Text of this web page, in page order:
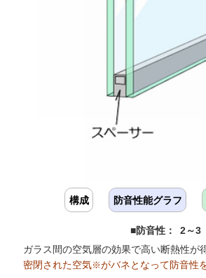
構成 防音性能グラフ
■防音性： 2～3
ガラス間の空気層の効果で高い断熱性が
密閉された空気※がバネとなって防音性